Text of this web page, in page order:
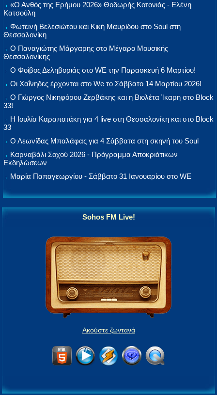
«Ο Ανθός της Ερήμου 2026» Θοδωρής Κοτονιάς - Ελένη
Κατσούλη
Φωτεινή Βελεσιώτου και Κική Μαυρίδου στο Soul στη
Θεσσαλονίκη
Ο Παναγιώτης Μάργαρης στο Μέγαρο Μουσικής
Θεσσαλονίκης
Ο Φοίβος Δεληβοριάς στο WE την Παρασκευή 6 Μαρτίου!
Οι Χαΐνηδες έρχονται στο We το Σάββατο 14 Μαρτίου 2026!
Ο Γιώργος Νικηφόρου Ζερβάκης και η Βιολέτα Ίκαρη στο Block
33!
Η Ιουλία Καραπατάκη για 4 live στη Θεσσαλονίκη και στο Block
33
Ο Λεωνίδας Μπαλάφας για 4 Σάββατα στη σκηνή του Soul
Καρναβάλι Σοχού 2026 - Πρόγραμμα Αποκριάτικων
Εκδηλώσεων
Μαρία Παπαγεωργίου - Σάββατο 31 Ιανουαρίου στο WE
Sohos FM Live!
Ακούστε ζωντανά